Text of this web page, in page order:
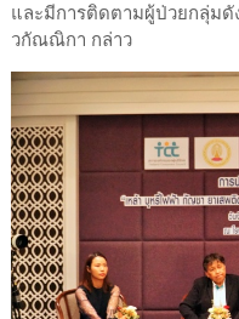
และมีการติดตามผู้ป่วยกลุ่มดัง
วกัณณิกา กล่าว